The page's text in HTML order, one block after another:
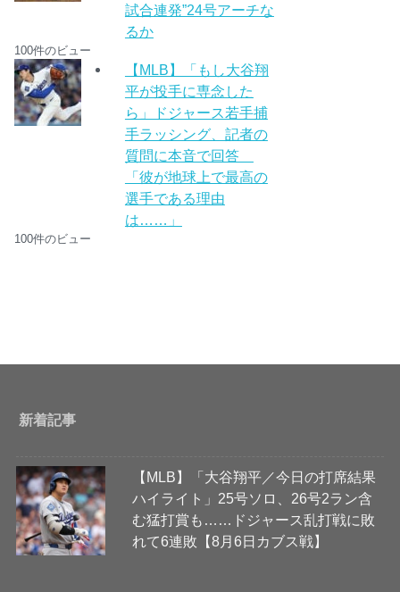
試合連発”24号アーチな
るか
100件のビュー
【MLB】「もし大谷翔
平が投手に専念した
ら」ドジャース若手捕
手ラッシング、記者の
質問に本音で回答
「彼が地球上で最高の
選手である理由
は……」
100件のビュー
新着記事
【MLB】「大谷翔平／今日の打席結果
ハイライト」25号ソロ、26号2ラン含
む猛打賞も……ドジャース乱打戦に敗
れて6連敗【8月6日カブス戦】